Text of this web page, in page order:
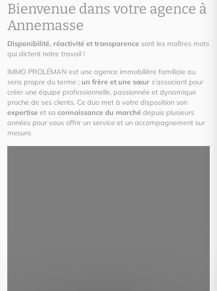
Bienvenue dans votre agence à
Annemasse
Disponibilité, réactivité et transparence sont les maîtres mots
qui dictent notre travail !
IMMO PROLÉMAN est une agence immobilière familiale au
sens propre du terme ; un frère et une sœur s’associant pour
créer une équipe professionnelle, passionnée et dynamique
proche de ses clients. Ce duo met à votre disposition son
expertise et sa connaissance du marché depuis plusieurs
années pour vous offrir un service et un accompagnement sur
mesure.